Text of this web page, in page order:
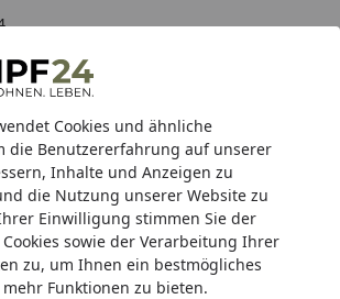
Cookies und ähnliche
die Benutzererfahrung auf unserer
Inhalte und Anzeigen zu
die Nutzung unserer Website zu
Einwilligung stimmen Sie der
sowie der Verarbeitung Ihrer
zu, um Ihnen ein bestmögliches
Funktionen zu bieten.
App Store
Hotline
gratis Sandfilteranlage & Pool-
(Gesamtwert bis 468,99€)